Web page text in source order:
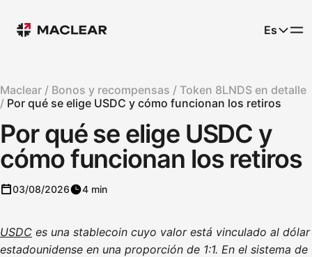
Es
Maclear / Bonos y recompensas / Token 8LNDS en detalle
/ Por qué se elige USDC y cómo funcionan los retiros
Por qué se elige USDC y
cómo funcionan los retiros
03/08/2026 4 min
USDC es una stablecoin cuyo valor está vinculado al dólar
estadounidense en una proporción de 1:1. En el sistema de